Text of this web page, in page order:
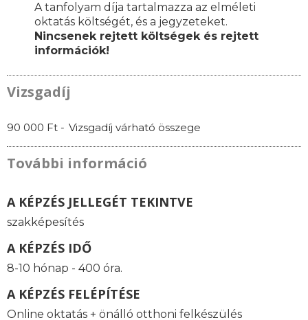
A tanfolyam díja tartalmazza az elméleti
oktatás költségét, és a jegyzeteket.
Nincsenek rejtett költségek és rejtett
információk!
Vizsgadíj
90 000 Ft - Vizsgadíj várható összege
További információ
A KÉPZÉS JELLEGÉT TEKINTVE
szakképesítés
A KÉPZÉS IDŐ
8-10 hónap - 400 óra.
A KÉPZÉS FELÉPÍTÉSE
Online oktatás + önálló otthoni felkészülés